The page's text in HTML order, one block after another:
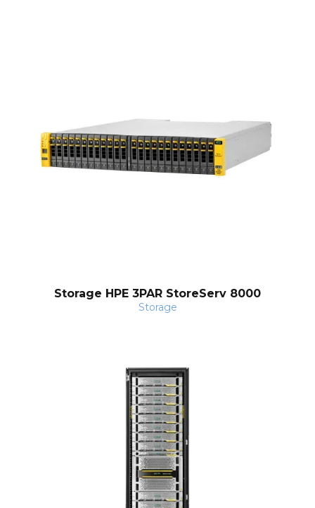
Storage HPE 3PAR StoreServ 8000
Storage